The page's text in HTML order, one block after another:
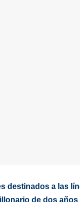
destinados a las
de dos años